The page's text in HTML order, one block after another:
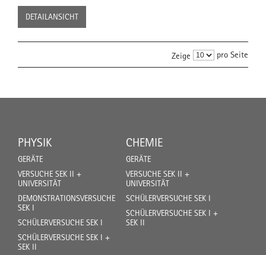
DETAILANSICHT
Zeige pro Seite
PHYSIK
GERÄTE
VERSUCHE SEK II +
UNIVERSITÄT
DEMONSTRATIONSVERSUCHE
SEK I
SCHÜLERVERSUCHE SEK I
SCHÜLERVERSUCHE SEK I +
SEK II
CHEMIE
GERÄTE
VERSUCHE SEK II +
UNIVERSITÄT
SCHÜLERVERSUCHE SEK I
SCHÜLERVERSUCHE SEK I +
SEK II